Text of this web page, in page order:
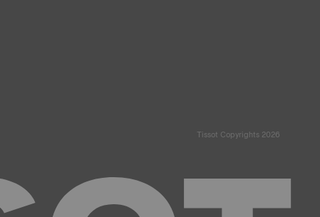
Tissot Copyrights 2026